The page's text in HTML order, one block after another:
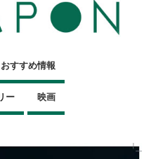
おすすめ情報
ー 映画